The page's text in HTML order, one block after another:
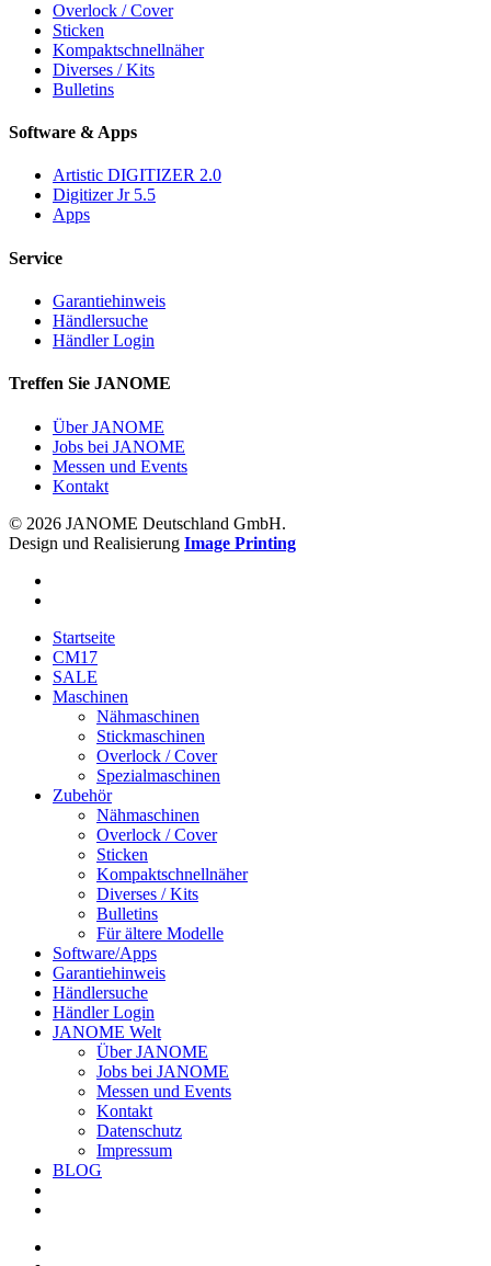
Overlock / Cover
Sticken
Kompaktschnellnäher
Diverses / Kits
Bulletins
Software & Apps
Artistic DIGITIZER 2.0
Digitizer Jr 5.5
Apps
Service
Garantiehinweis
Händlersuche
Händler Login
Treffen Sie JANOME
Über JANOME
Jobs bei JANOME
Messen und Events
Kontakt
© 2026 JANOME Deutschland GmbH.
Design und Realisierung Image Printing
Startseite
CM17
SALE
Maschinen
Nähmaschinen
Stickmaschinen
Overlock / Cover
Spezialmaschinen
Zubehör
Nähmaschinen
Overlock / Cover
Sticken
Kompaktschnellnäher
Diverses / Kits
Bulletins
Für ältere Modelle
Software/Apps
Garantiehinweis
Händlersuche
Händler Login
JANOME Welt
Über JANOME
Jobs bei JANOME
Messen und Events
Kontakt
Datenschutz
Impressum
BLOG